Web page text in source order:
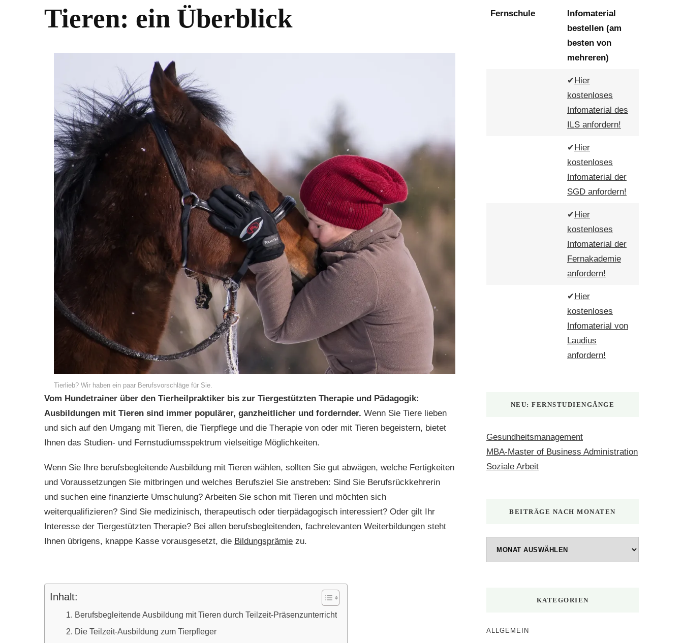
Tieren: ein Überblick
Tierlieb? Wir haben ein paar Berufsvorschläge für Sie.
Vom Hundetrainer über den Tierheilpraktiker bis zur Tiergestützten Therapie und Pädagogik:
Ausbildungen mit Tieren sind immer populärer, ganzheitlicher und fordernder. Wenn Sie Tiere lieben
und sich auf den Umgang mit Tieren, die Tierpflege und die Therapie von oder mit Tieren begeistern, bietet
Ihnen das Studien- und Fernstudiumsspektrum vielseitige Möglichkeiten.
Wenn Sie Ihre berufsbegleitende Ausbildung mit Tieren wählen, sollten Sie gut abwägen, welche Fertigkeiten
und Voraussetzungen Sie mitbringen und welches Berufsziel Sie anstreben: Sind Sie Berufsrückkehrerin
und suchen eine finanzierte Umschulung? Arbeiten Sie schon mit Tieren und möchten sich
weiterqualifizieren? Sind Sie medizinisch, therapeutisch oder tierpädagogisch interessiert? Oder gilt Ihr
Interesse der Tiergestützten Therapie? Bei allen berufsbegleitenden, fachrelevanten Weiterbildungen steht
Ihnen übrigens, knappe Kasse vorausgesetzt, die Bildungsprämie zu.
Inhalt:
Berufsbegleitende Ausbildung mit Tieren durch Teilzeit-Präsenzunterricht
Die Teilzeit-Ausbildung zum Tierpfleger
Fernschule
Infomaterial
bestellen (am
besten von
mehreren)
✔Hier
kostenloses
Infomaterial des
ILS anfordern!
✔Hier
kostenloses
Infomaterial der
SGD anfordern!
✔Hier
kostenloses
Infomaterial der
Fernakademie
anfordern!
✔Hier
kostenloses
Infomaterial von
Laudius
anfordern!
NEU: FERNSTUDIENGÄNGE
Gesundheitsmanagement
MBA-Master of Business Administration
Soziale Arbeit
BEITRÄGE NACH MONATEN
KATEGORIEN
ALLGEMEIN